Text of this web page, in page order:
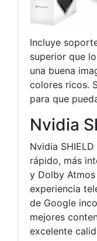
Incluye
superior que
una buena
colores ricos.
para que
Nvidia
Nvidia
rápido, más
y Dolby
experiencia
de Google
mejores
excelente